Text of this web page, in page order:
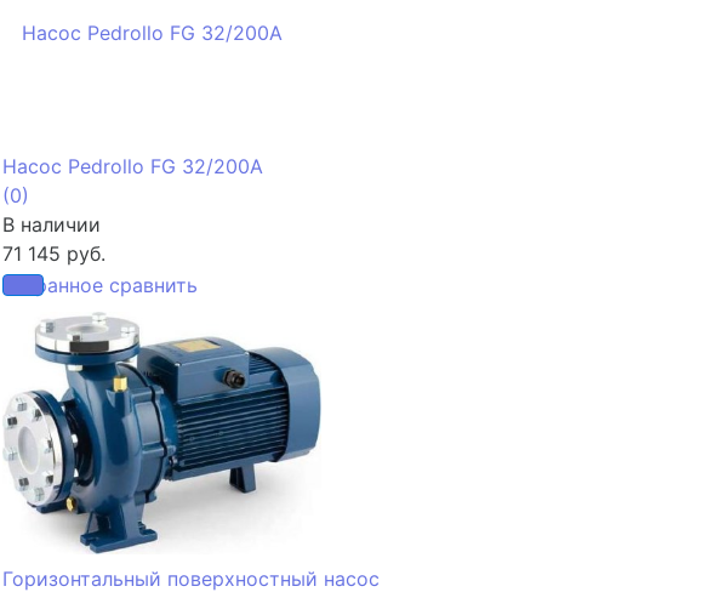
избранное сравнить
Насос Pedrollo FG 32/200A
(0)
В наличии
71 145 руб.
Горизонтальный поверхностный насос